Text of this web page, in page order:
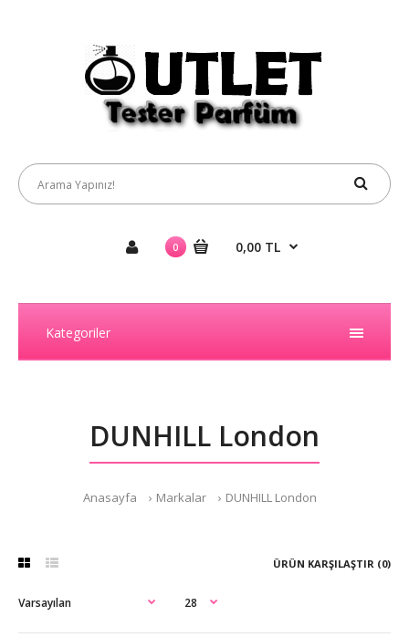
0 0,00 TL
Kategoriler
DUNHILL London
Anasayfa Markalar DUNHILL London
ÜRÜN KARŞILAŞTIR (0)